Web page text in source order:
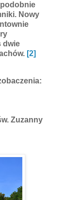
Nowy
dwie
[2]
Zuzanny